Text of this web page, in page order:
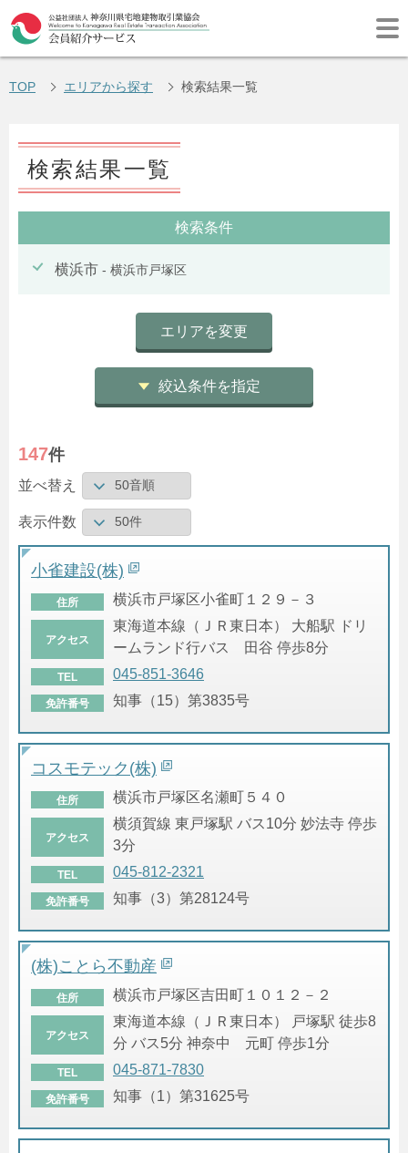
TOP エリアから探す 検索結果一覧
検索結果一覧
検索条件
横浜市 - 横浜市戸塚区
エリアを変更
絞込条件を指定
147件
並べ替え
表示件数
小雀建設(株)
住所 横浜市戸塚区小雀町１２９－３
アクセス
東海道本線（ＪＲ東日本） 大船駅 ドリ
ームランド行バス 田谷 停歩8分
TEL 045-851-3646
免許番号 知事（15）第3835号
コスモテック(株)
住所 横浜市戸塚区名瀬町５４０
アクセス
横須賀線 東戸塚駅 バス10分 妙法寺 停歩
3分
TEL 045-812-2321
免許番号 知事（3）第28124号
(株)ことら不動産
住所 横浜市戸塚区吉田町１０１２－２
アクセス
東海道本線（ＪＲ東日本） 戸塚駅 徒歩8
分 バス5分 神奈中 元町 停歩1分
TEL 045-871-7830
免許番号 知事（1）第31625号